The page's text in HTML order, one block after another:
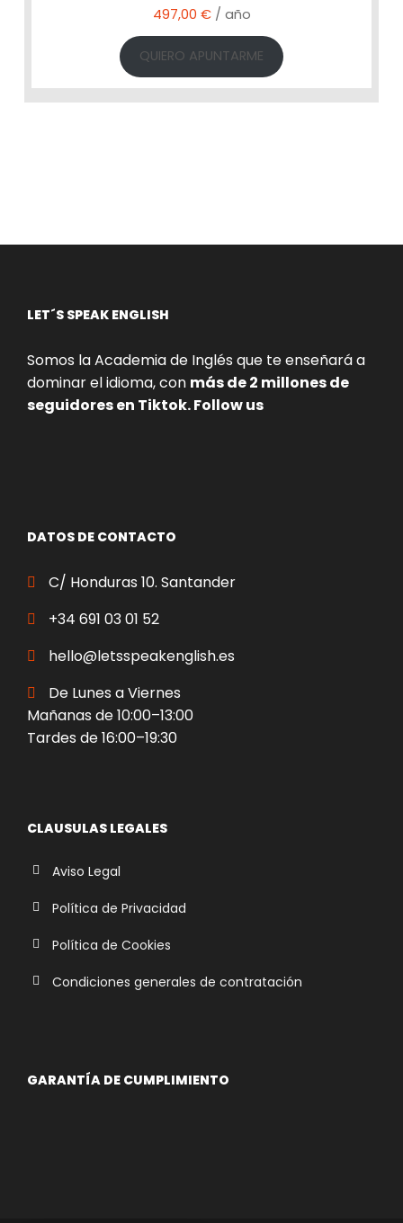
r
:
s
1
7
497,00 € / año
QUIERO APUNTARME
LET´S SPEAK ENGLISH
Somos la Academia de Inglés que te enseñará a
dominar el idioma, con más de 2 millones de
seguidores en Tiktok. Follow us
DATOS DE CONTACTO
C/ Honduras 10. Santander
+34 691 03 01 52
hello@letsspeakenglish.es
De Lunes a Viernes
Mañanas de 10:00–13:00
Tardes de 16:00–19:30
CLAUSULAS LEGALES
Aviso Legal
Política de Privacidad
Política de Cookies
Condiciones generales de contratación
GARANTÍA DE CUMPLIMIENTO